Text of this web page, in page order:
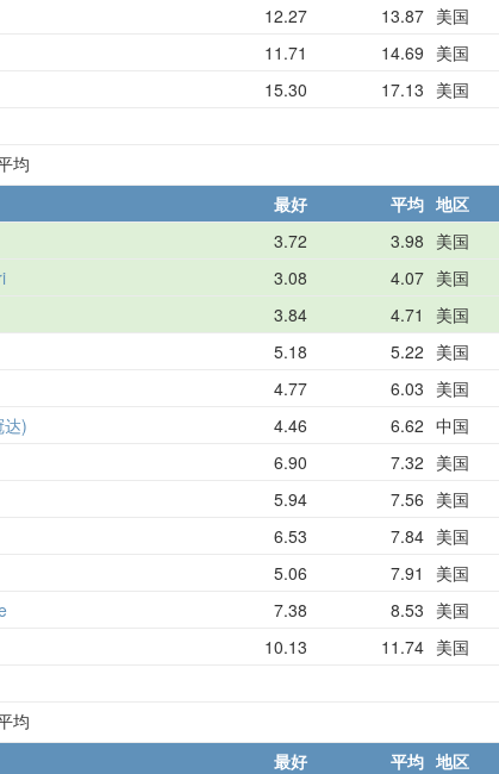
12.27 13.87 美国
11.71 14.69 美国
15.30 17.13 美国
均
最好 平均 地区
3.72 3.98 美国
3.08 4.07 美国
3.84 4.71 美国
5.18 5.22 美国
4.77 6.03 美国
) 4.46 6.62 中国
6.90 7.32 美国
5.94 7.56 美国
6.53 7.84 美国
5.06 7.91 美国
7.38 8.53 美国
10.13 11.74 美国
均
最好 平均 地区